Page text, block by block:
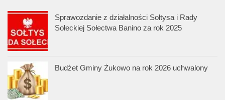
Sprawozdanie z działalności Sołtysa i Rady
Sołeckiej Sołectwa Banino za rok 2025
Budżet Gminy Żukowo na rok 2026 uchwalony